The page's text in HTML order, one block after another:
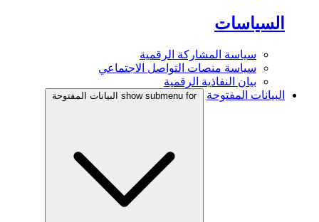
السياسات
سياسة المشاركة الرقمية
سياسة منصات التواصل الاجتماعي
بيان النفاذية الرقمية
البيانات المفتوحة
show submenu for البيانات المفتوحة